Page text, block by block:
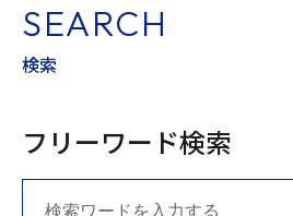
SEARCH
検索
フリーワード検索